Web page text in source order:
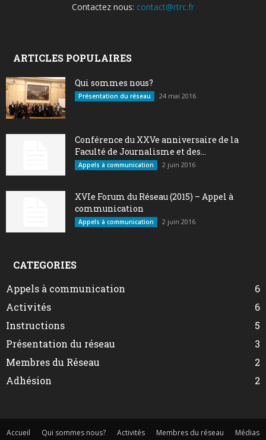
Contactez nous: contact@rtrc.fr
ARTICLES POPULAIRES
Qui sommes nous?
Présentation du réseau 24 mai 2016
Conférence du XXVe anniversaire de la
Faculté de Journalisme et des...
Appels à communication 2 juin 2016
XVIe Forum du Réseau (2015) – Appel à
communication
Appels à communication 2 juin 2016
CATEGORIES
Appels à communication
6
Activités
6
Instructions
5
Présentation du réseau
3
Membres du Réseau
2
Adhésion
2
Accueil Qui sommes nous? Activités Membres du réseau Médias